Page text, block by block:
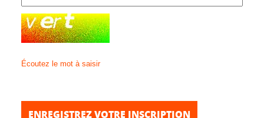
Écoutez le mot à saisir